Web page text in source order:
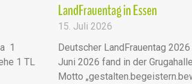
1
1 TL
LandFrauentag in Essen
15. Juli 2026
Deutscher LandFrauentag
Juni 2026 fand in der
Motto